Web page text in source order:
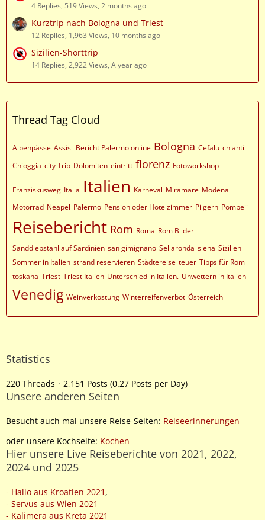
4 Replies, 519 Views, 2 months ago
Kurztrip nach Bologna und Triest
12 Replies, 1,963 Views, 10 months ago
Sizilien-Shorttrip
14 Replies, 2,922 Views, A year ago
Thread Tag Cloud
Alpenpässe Assisi Bericht Palermo online Bologna Cefalu chianti
Chioggia city Trip Dolomiten eintritt florenz Fotoworkshop
Franziskusweg Italia Italien Karneval Miramare Modena
Motorrad Neapel Palermo Pension oder Hotelzimmer Pilgern Pompeii
Reisebericht Rom Roma Rom Bilder
Sanddiebstahl auf Sardinien san gimignano Sellaronda siena Sizilien
Sommer in Italien strand reservieren Städtereise teuer Tipps für Rom
toskana Triest Triest Italien Unterschied in Italien. Unwettern in Italien
Venedig Weinverkostung Winterreifenverbot Österreich
Statistics
220 Threads 2,151 Posts (0.27 Posts per Day)
Unsere anderen Seiten
Besucht auch mal unsere Reise-Seiten: Reiseerinnerungen
oder unsere Kochseite: Kochen
Hier unsere Live Reiseberichte von 2021, 2022,
2024 und 2025
- Hallo aus Kroatien 2021 ,
- Servus aus Wien 2021
- Kalimera aus Kreta 2021